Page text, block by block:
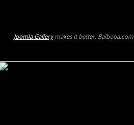
Joomla Gallerymakes it better. Balbooa.com